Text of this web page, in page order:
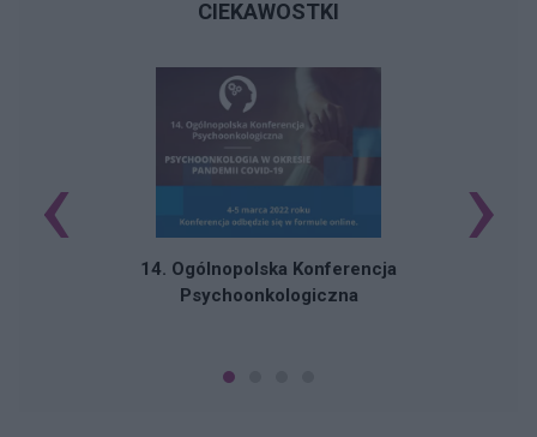
CIEKAWOSTKI
14. Ogólnopolska Konferencja
Psychoonkologiczna
‹ ›